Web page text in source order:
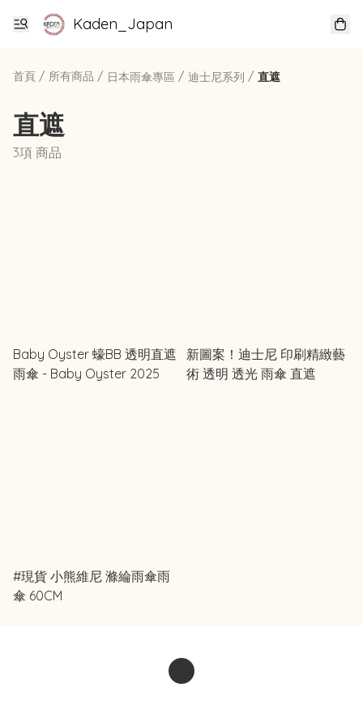
Kaden_Japan
首頁 / 所有商品 / 日本雨傘專區 / 迪士尼系列 / 直遮
直遮
3項 商品
Baby Oyster 蠔BB 透明直遮
雨傘 - Baby Oyster 2025
新圖案！迪士尼 印刷精緻藝
術 透明 透光 雨傘 直遮
#現貨 小熊維尼 滌綸雨傘雨
傘 60CM